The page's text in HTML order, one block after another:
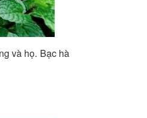
và họ. Bạc hà